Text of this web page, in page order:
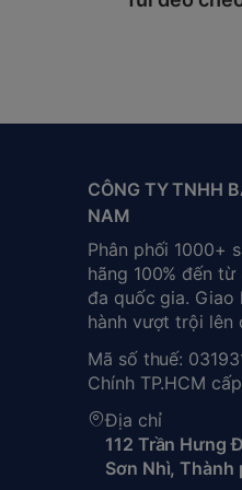
CÔNG TY TNHH
NAM
Phân phối 1000+
hãng 100% đến
đa quốc gia. Giao
hành vượt trội lên
Mã số thuế:
Chính TP.HCM
Địa chỉ
112 Trần Hưng
Sơn Nhì, Thành